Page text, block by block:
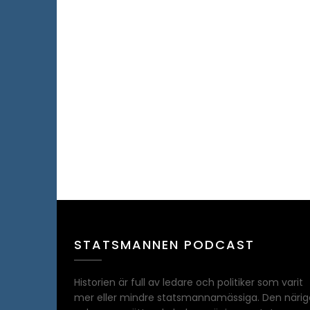
STATSMANNEN PODCAST
Historien är full av ledare och politiker som varit
mer eller mindre statsmannamässiga. Den